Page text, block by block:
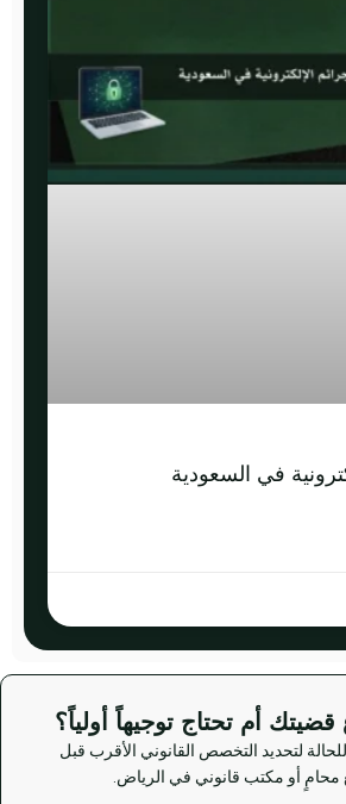
في السعودية
أم تحتاج توجيهاً أولياً؟
لتحديد التخصص القانوني الأقرب قبل
محامٍ أو مكتب قانوني في الرياض.